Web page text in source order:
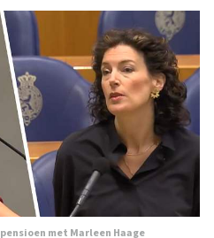
met Marleen Haage